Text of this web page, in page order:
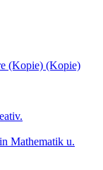
(Kopie) (Kopie)
Mathematik u.